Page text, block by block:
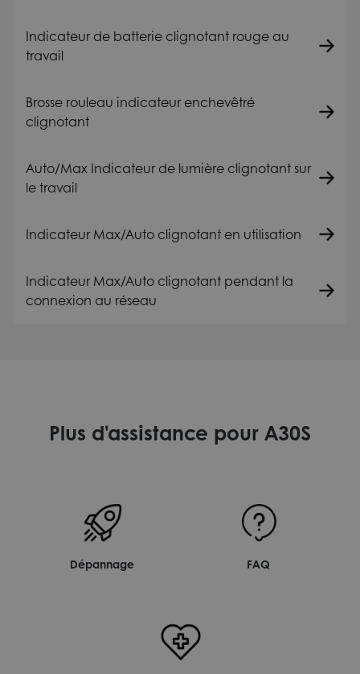
Indicateur de batterie clignotant rouge au
travail
Brosse rouleau indicateur enchevêtré
clignotant
Auto/Max Indicateur de lumière clignotant sur
le travail
Indicateur Max/Auto clignotant en utilisation
Indicateur Max/Auto clignotant pendant la
connexion au réseau
Plus d'assistance pour A30S
Dépannage FAQ